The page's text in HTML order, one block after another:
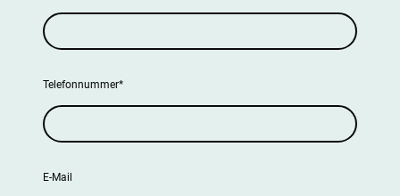
Telefonnummer*
E-Mail